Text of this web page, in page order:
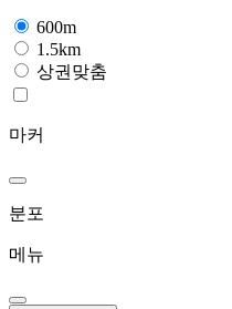
600m
1.5km
상권맞춤
마커
분포
메뉴